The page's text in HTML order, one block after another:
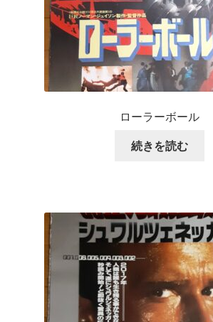
ローラーボール
続きを読む